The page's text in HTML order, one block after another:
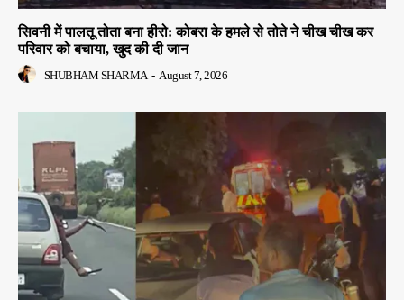
सिवनी में पालतू तोता बना हीरो: कोबरा के हमले से तोते ने चीख चीख कर
परिवार को बचाया, खुद की दी जान
SHUBHAM SHARMA - August 7, 2026